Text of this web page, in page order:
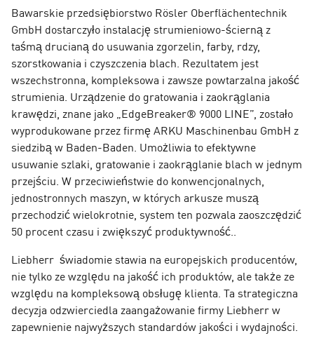
Bawarskie przedsiębiorstwo Rösler Oberflächentechnik
GmbH dostarczyło instalację strumieniowo-ścierną z
taśmą drucianą do usuwania zgorzelin, farby, rdzy,
szorstkowania i czyszczenia blach. Rezultatem jest
wszechstronna, kompleksowa i zawsze powtarzalna jakość
strumienia. Urządzenie do gratowania i zaokrąglania
krawędzi, znane jako „EdgeBreaker® 9000 LINE”, zostało
wyprodukowane przez firmę ARKU Maschinenbau GmbH z
siedzibą w Baden-Baden. Umożliwia to efektywne
usuwanie szlaki, gratowanie i zaokrąglanie blach w jednym
przejściu. W przeciwieństwie do konwencjonalnych,
jednostronnych maszyn, w których arkusze muszą
przechodzić wielokrotnie, system ten pozwala zaoszczędzić
50 procent czasu i zwiększyć produktywność..
Liebherr świadomie stawia na europejskich producentów,
nie tylko ze względu na jakość ich produktów, ale także ze
względu na kompleksową obsługę klienta. Ta strategiczna
decyzja odzwierciedla zaangażowanie firmy Liebherr w
zapewnienie najwyższych standardów jakości i wydajności.